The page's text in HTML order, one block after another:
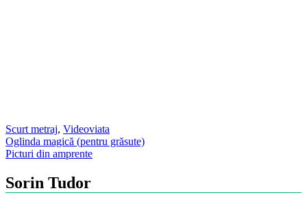
Scurt metraj, Videoviata
Post
navigation
Oglinda magică (pentru grăsute)
Picturi din amprente
Sorin Tudor